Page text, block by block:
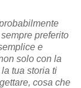
preferito
e
solo con la
tua storia ti
cosa che